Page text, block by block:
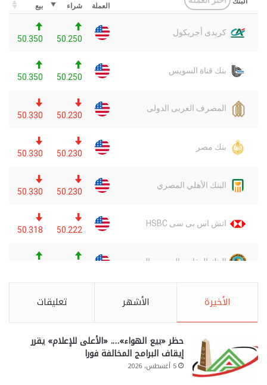
الأخيرة الأشهر تعليقات
حظر «بيع الهواء»…. «الأعلى للإعلام» يقرر
إيقاف البرامج المخالفة فورا
5 أغسطس، 2026